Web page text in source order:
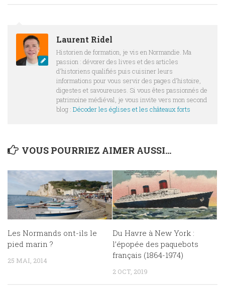
Laurent Ridel
Historien de formation, je vis en Normandie. Ma
passion : dévorer des livres et des articles
d'historiens qualifiés puis cuisiner leurs
informations pour vous servir des pages d'histoire,
digestes et savoureuses. Si vous êtes passionnés de
patrimoine médiéval, je vous invite vers mon second
blog : Décoder les églises et les châteaux forts
VOUS POURRIEZ AIMER AUSSI...
Les Normands ont-ils le
pied marin ?
25 MAI, 2014
Du Havre à New York :
l’épopée des paquebots
français (1864-1974)
2 OCT, 2019